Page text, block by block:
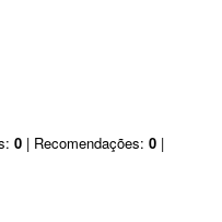
0 | Recomendações: 0 |